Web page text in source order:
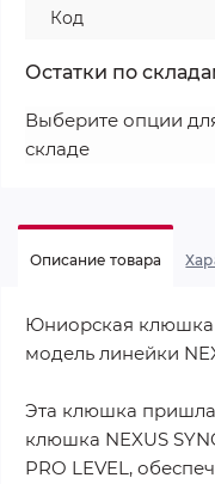
Код
Остатки по
Выберите опции
складе
Описание товара
Юниорская клюшка
модель линейки
Эта клюшка пришла
клюшка NEXUS
PRO LEVEL,